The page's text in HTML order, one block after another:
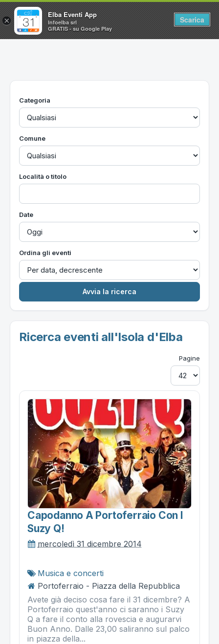
Home
Utilità
Categoria
Comune
Località o titolo
Date
Ordina gli eventi
Ricerca eventi all'Isola d'Elba
Pagine
Capodanno A Portoferraio Con I
Suzy Q!
mercoledì 31 dicembre 2014
Musica e concerti
Portoferraio - Piazza della Repubblica
Avete già deciso cosa fare il 31 dicembre? A
Portoferraio quest'anno ci saranno i Suzy
Q a fare il conto alla rovescia e augurarvi
Buon Anno. Dalle 23,00 saliranno sul palco
in piazza della...
×
Elba Eventi App
Infoelba srl
GRATIS - su Google Play
Scarica